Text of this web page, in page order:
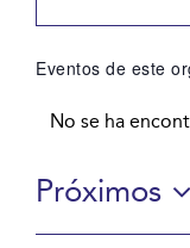
Eventos de este
Aviso
No se ha
Próximos
Selecciona